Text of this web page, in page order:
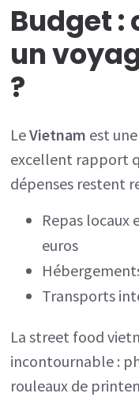
Budget :
un
?
LeVietnam est
excellent rapport
dépenses restent
Repas locaux
euros
Transports
La street food
incontournable :
rouleaux de